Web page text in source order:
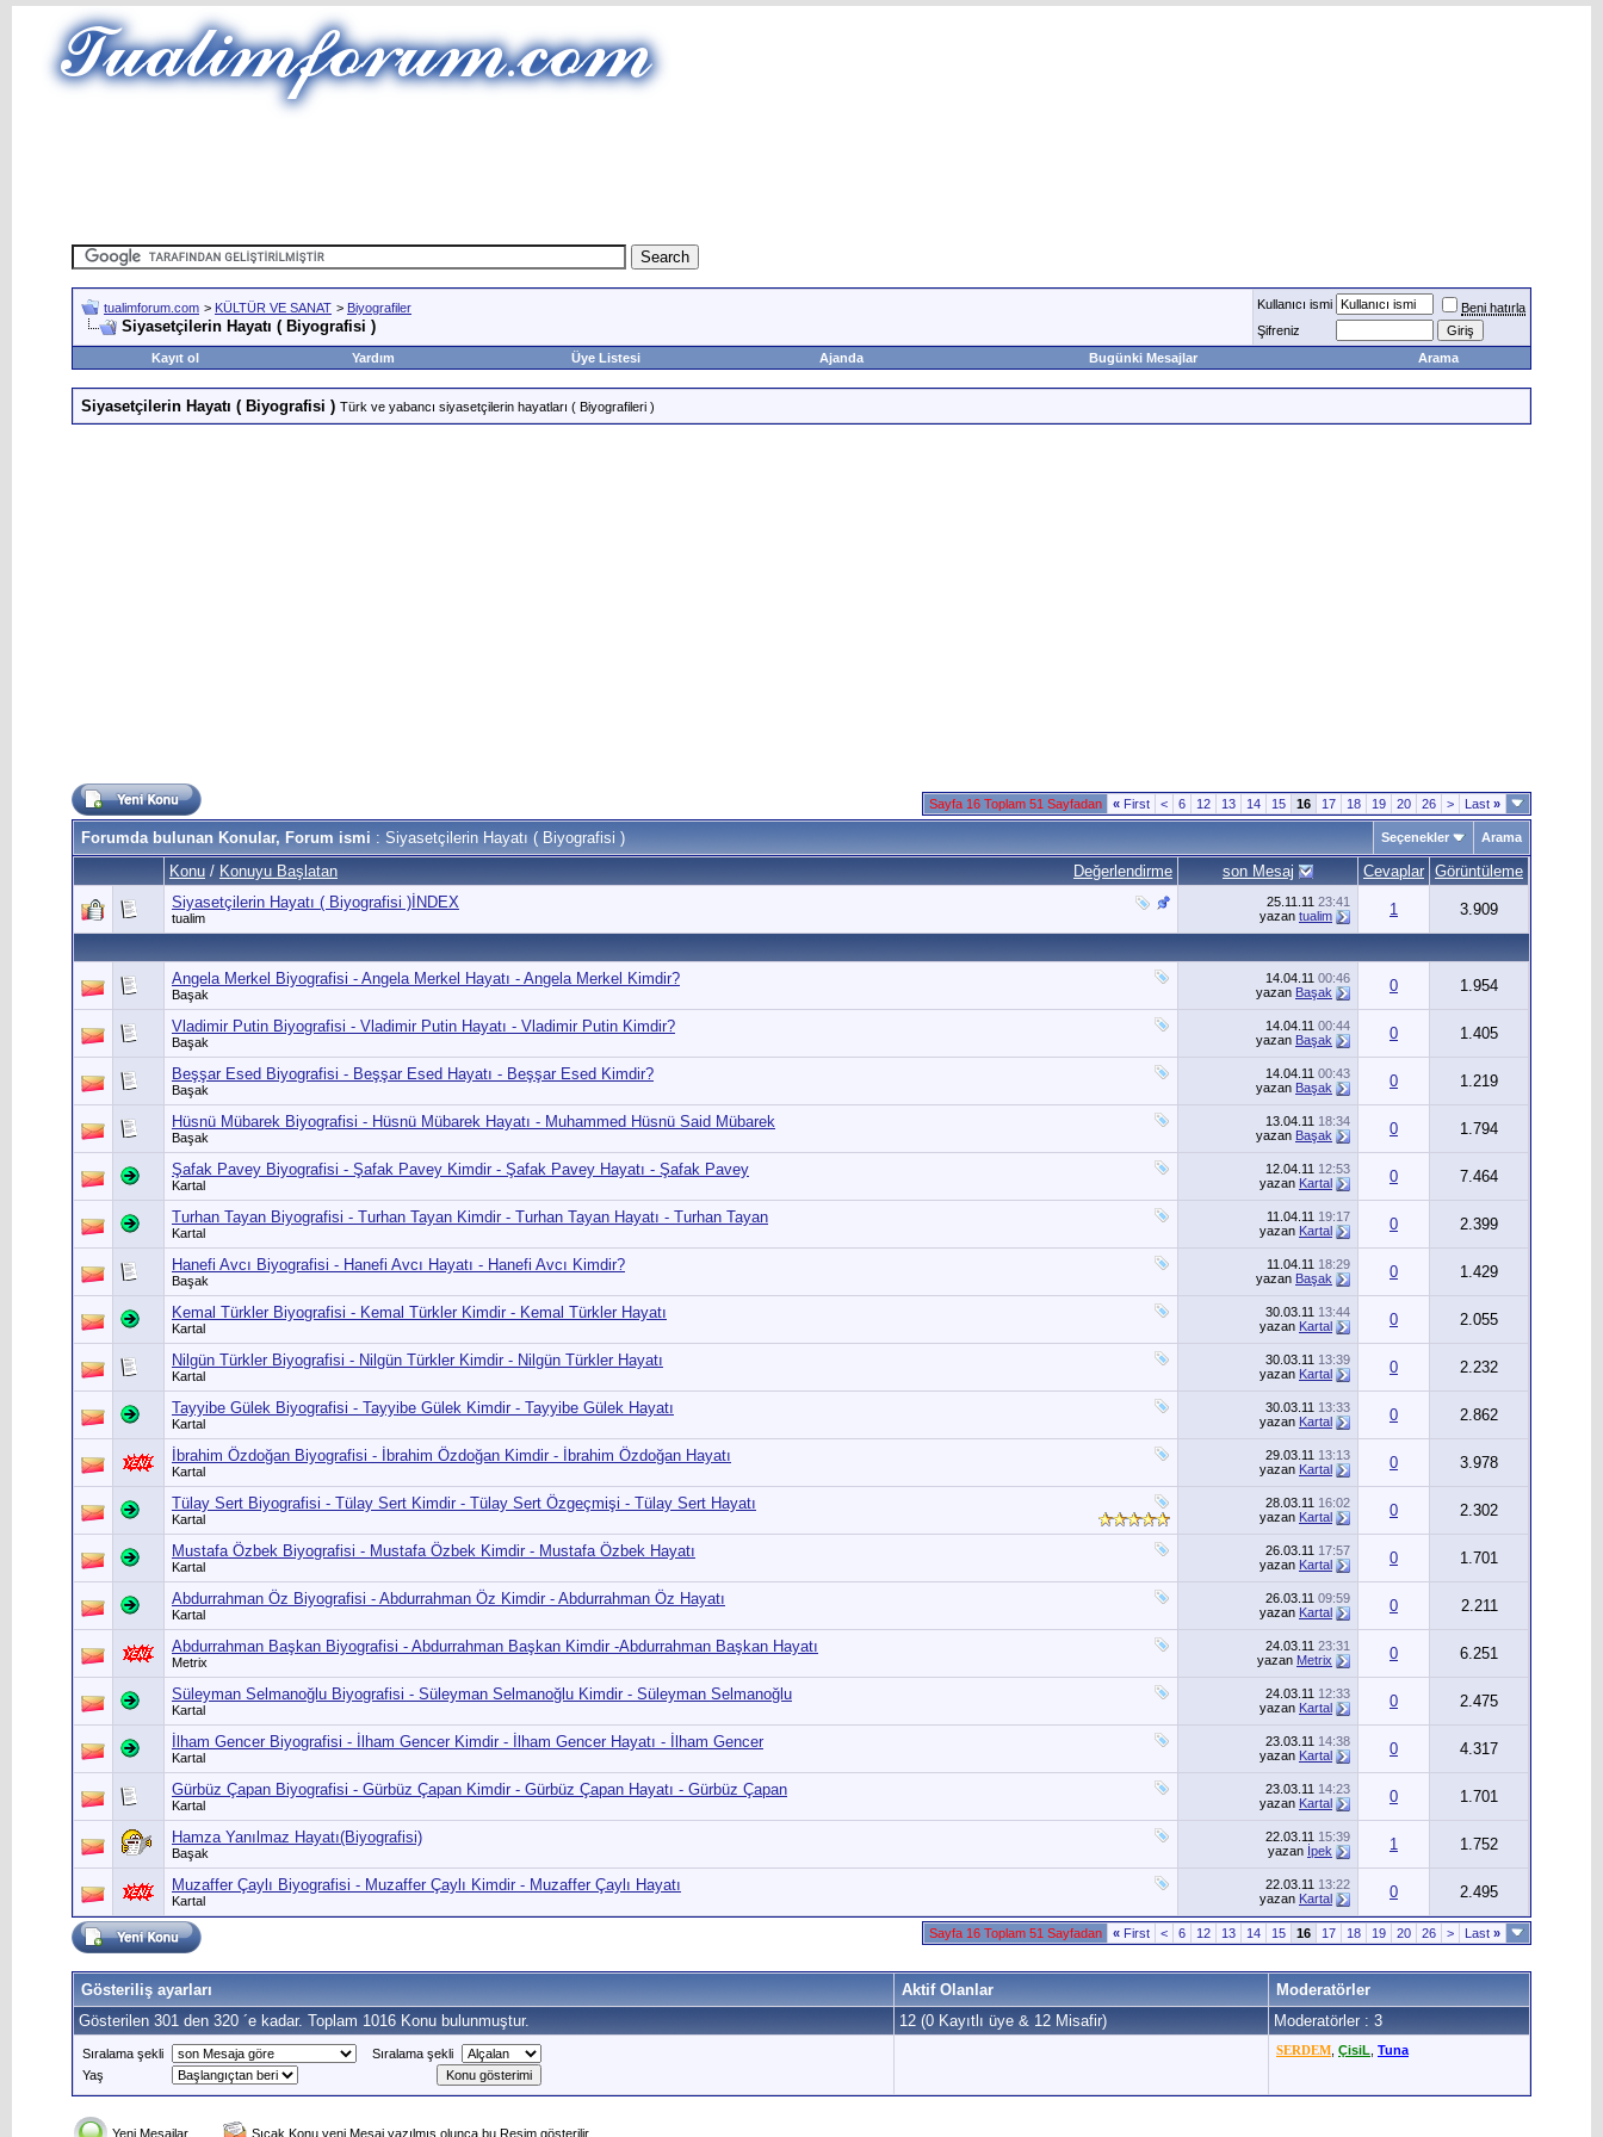
tualimforum.com > KÜLTÜR VE SANAT > Biyografiler
Siyasetçilerin Hayatı ( Biyografisi )
Kullanıcı ismi
Beni hatırla
Şifreniz
Kayıt ol
Yardım Üye Listesi Ajanda Bugünki Mesajlar Arama
Siyasetçilerin Hayatı ( Biyografisi ) Türk ve yabancı siyasetçilerin hayatları ( Biyografileri )
Sayfa 16 Toplam 51 Sayfadan « First < 6 12 13 14 15 16 17 18 19 20 26 > Last »
Forumda bulunan Konular, Forum ismi : Siyasetçilerin Hayatı ( Biyografisi ) Seçenekler Arama
Değerlendirme
Konu / Konuyu Başlatan son Mesaj Cevaplar Görüntüleme
Siyasetçilerin Hayatı ( Biyografisi )İNDEX
tualim
25.11.11 23:41
yazan tualim 1 3.909
Angela Merkel Biyografisi - Angela Merkel Hayatı - Angela Merkel Kimdir?
Başak
14.04.11 00:46
yazan Başak 0 1.954
Vladimir Putin Biyografisi - Vladimir Putin Hayatı - Vladimir Putin Kimdir?
Başak
14.04.11 00:44
yazan Başak 0 1.405
Beşşar Esed Biyografisi - Beşşar Esed Hayatı - Beşşar Esed Kimdir?
Başak
14.04.11 00:43
yazan Başak 0 1.219
Hüsnü Mübarek Biyografisi - Hüsnü Mübarek Hayatı - Muhammed Hüsnü Said Mübarek
Başak
13.04.11 18:34
yazan Başak 0 1.794
Şafak Pavey Biyografisi - Şafak Pavey Kimdir - Şafak Pavey Hayatı - Şafak Pavey
Kartal
12.04.11 12:53
yazan Kartal 0 7.464
Turhan Tayan Biyografisi - Turhan Tayan Kimdir - Turhan Tayan Hayatı - Turhan Tayan
Kartal
11.04.11 19:17
yazan Kartal 0 2.399
Hanefi Avcı Biyografisi - Hanefi Avcı Hayatı - Hanefi Avcı Kimdir?
Başak
11.04.11 18:29
yazan Başak 0 1.429
Kemal Türkler Biyografisi - Kemal Türkler Kimdir - Kemal Türkler Hayatı
Kartal
30.03.11 13:44
yazan Kartal 0 2.055
Nilgün Türkler Biyografisi - Nilgün Türkler Kimdir - Nilgün Türkler Hayatı
Kartal
30.03.11 13:39
yazan Kartal 0 2.232
Tayyibe Gülek Biyografisi - Tayyibe Gülek Kimdir - Tayyibe Gülek Hayatı
Kartal
30.03.11 13:33
yazan Kartal 0 2.862
İbrahim Özdoğan Biyografisi - İbrahim Özdoğan Kimdir - İbrahim Özdoğan Hayatı
Kartal
29.03.11 13:13
yazan Kartal 0 3.978
Tülay Sert Biyografisi - Tülay Sert Kimdir - Tülay Sert Özgeçmişi - Tülay Sert Hayatı
Kartal
28.03.11 16:02
yazan Kartal 0 2.302
Mustafa Özbek Biyografisi - Mustafa Özbek Kimdir - Mustafa Özbek Hayatı
Kartal
26.03.11 17:57
yazan Kartal 0 1.701
Abdurrahman Öz Biyografisi - Abdurrahman Öz Kimdir - Abdurrahman Öz Hayatı
Kartal
26.03.11 09:59
yazan Kartal 0 2.211
Abdurrahman Başkan Biyografisi - Abdurrahman Başkan Kimdir -Abdurrahman Başkan Hayatı
Metrix
24.03.11 23:31
yazan Metrix 0 6.251
Süleyman Selmanoğlu Biyografisi - Süleyman Selmanoğlu Kimdir - Süleyman Selmanoğlu
Kartal
24.03.11 12:33
yazan Kartal 0 2.475
İlham Gencer Biyografisi - İlham Gencer Kimdir - İlham Gencer Hayatı - İlham Gencer
Kartal
23.03.11 14:38
yazan Kartal 0 4.317
Gürbüz Çapan Biyografisi - Gürbüz Çapan Kimdir - Gürbüz Çapan Hayatı - Gürbüz Çapan
Kartal
23.03.11 14:23
yazan Kartal 0 1.701
Hamza Yanılmaz Hayatı(Biyografisi)
Başak
22.03.11 15:39
yazan İpek 1 1.752
Muzaffer Çaylı Biyografisi - Muzaffer Çaylı Kimdir - Muzaffer Çaylı Hayatı
Kartal
22.03.11 13:22
yazan Kartal 0 2.495
Sayfa 16 Toplam 51 Sayfadan « First < 6 12 13 14 15 16 17 18 19 20 26 > Last »
Gösteriliş ayarları Aktif Olanlar
Moderatörler
Gösterilen 301 den 320 ´e kadar. Toplam 1016 Konu bulunmuştur.
12 (0 Kayıtlı üye & 12 Misafir) Moderatörler : 3
Sıralama şekli
Sıralama şekli
Yaş
SERDEM ÇisiL Tuna
Yeni Mesajlar Sıcak Konu yeni Mesaj yazılmış olunca bu Resim gösterilir